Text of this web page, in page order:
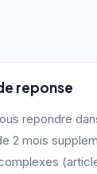
reponse
repondre
2 mois